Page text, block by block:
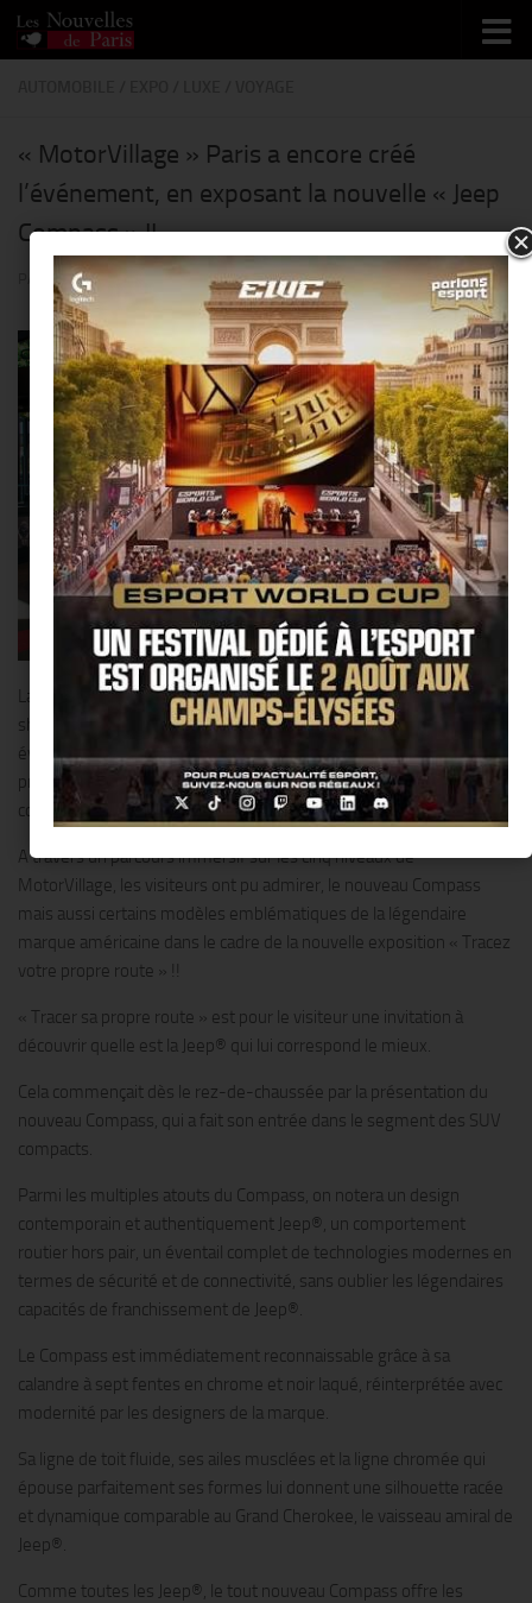
Skip to content
« MotorVillage » Paris a encore créé
l’événement, en exposant la nouvelle « Jeep
Compass » !!
THIERRY KER · PUBLIÉ27 JUIN 2017· MIS À JOUR29 JUIN 2017
La présentation de la nouvelle Jeep® Compass à MotorVillage, le
showroom du Groupe FCA sur les Champs-Elysées à Paris, fut un
événement : c’est en effet la première fois que le Compass a été
présenté au public en France avant de faire ses débuts
commerciaux depuis la mi-juin.
A travers un parcours immersif sur les cinq niveaux de
MotorVillage, les visiteurs ont pu admirer, le nouveau Compass
mais aussi certains modèles emblématiques de la légendaire
marque américaine dans le cadre de la nouvelle exposition « Tracez
votre propre route » !!
« Tracer sa propre route » est pour le visiteur une invitation à
découvrir quelle est la Jeep® qui lui correspond le mieux.
Cela commençait dès le rez-de-chaussée par la présentation du
nouveau Compass, qui a fait son entrée dans le segment des SUV
compacts.
Parmi les multiples atouts du Compass, on notera un design
contemporain et authentiquement Jeep®, un comportement
routier hors pair, un éventail complet de technologies modernes en
termes de sécurité et de connectivité, sans oublier les légendaires
capacités de franchissement de Jeep®.
Le Compass est immédiatement reconnaissable grâce à sa
calandre à sept fentes en chrome et noir laqué, réinterprétée avec
modernité par les designers de la marque.
Sa ligne de toit fluide, ses ailes musclées et la ligne chromée qui
épouse parfaitement ses formes lui donnent une silhouette racée
et dynamique comparable au Grand Cherokee, le vaisseau amiral de
Jeep®.
Comme toutes les Jeep®, le tout nouveau Compass offre les